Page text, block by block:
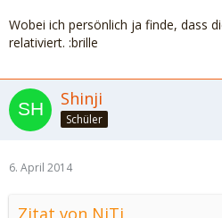
Wobei ich persönlich ja finde, dass
relativiert. :brille
Shinji
Schüler
6. April 2014
Zitat von NiTi